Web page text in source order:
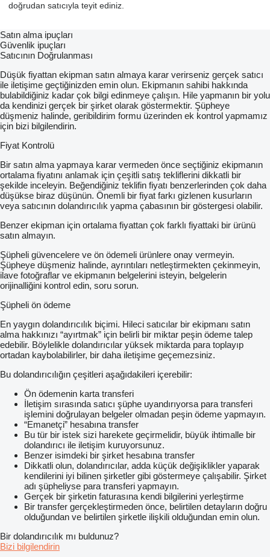
doğrudan satıcıyla teyit ediniz.
Satın alma ipuçları
Güvenlik ipuçları
Satıcının Doğrulanması
Düşük fiyattan ekipman satın almaya karar verirseniz gerçek satıcı
ile iletişime geçtiğinizden emin olun. Ekipmanın sahibi hakkında
bulabildiğiniz kadar çok bilgi edinmeye çalışın. Hile yapmanın bir yolu
da kendinizi gerçek bir şirket olarak göstermektir. Şüpheye
düşmeniz halinde, geribildirim formu üzerinden ek kontrol yapmamız
için bizi bilgilendirin.
Fiyat Kontrolü
Bir satın alma yapmaya karar vermeden önce seçtiğiniz ekipmanın
ortalama fiyatını anlamak için çeşitli satış tekliflerini dikkatli bir
şekilde inceleyin. Beğendiğiniz teklifin fiyatı benzerlerinden çok daha
düşükse biraz düşünün. Önemli bir fiyat farkı gizlenen kusurların
veya satıcının dolandırıcılık yapma çabasının bir göstergesi olabilir.
Benzer ekipman için ortalama fiyattan çok farklı fiyattaki bir ürünü
satın almayın.
Şüpheli güvencelere ve ön ödemeli ürünlere onay vermeyin.
Şüpheye düşmeniz halinde, ayrıntıları netleştirmekten çekinmeyin,
ilave fotoğraflar ve ekipmanın belgelerini isteyin, belgelerin
orijinalliğini kontrol edin, soru sorun.
Şüpheli ön ödeme
En yaygın dolandırıcılık biçimi. Hileci satıcılar bir ekipmanı satın
alma hakkınızı “ayırtmak” için belirli bir miktar peşin ödeme talep
edebilir. Böylelikle dolandırıcılar yüksek miktarda para toplayıp
ortadan kaybolabilirler, bir daha iletişime geçemezsiniz.
Bu dolandırıcılığın çeşitleri aşağıdakileri içerebilir:
Ön ödemenin karta transferi
İletişim sırasında satıcı şüphe uyandırıyorsa para transferi
işlemini doğrulayan belgeler olmadan peşin ödeme yapmayın.
“Emanetçi” hesabına transfer
Bu tür bir istek sizi harekete geçirmelidir, büyük ihtimalle bir
dolandırıcı ile iletişim kuruyorsunuz.
Benzer isimdeki bir şirket hesabına transfer
Dikkatli olun, dolandırıcılar, adda küçük değişiklikler yaparak
kendilerini iyi bilinen şirketler gibi göstermeye çalışabilir. Şirket
adı şüpheliyse para transferi yapmayın.
Gerçek bir şirketin faturasına kendi bilgilerini yerleştirme
Bir transfer gerçekleştirmeden önce, belirtilen detayların doğru
olduğundan ve belirtilen şirketle ilişkili olduğundan emin olun.
Bir dolandırıcılık mı buldunuz?
Bizi bilgilendirin